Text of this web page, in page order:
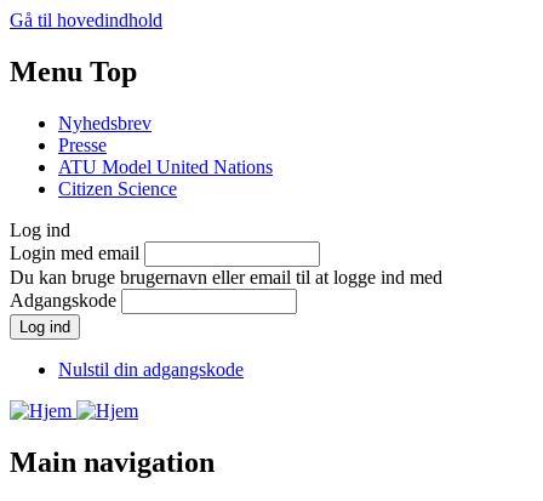
Gå til hovedindhold
Menu Top
Nyhedsbrev
Presse
ATU Model United Nations
Citizen Science
Log ind
Login med email
Du kan bruge brugernavn eller email til at logge ind med
Adgangskode
Nulstil din adgangskode
Main navigation